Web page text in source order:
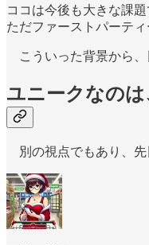
ココは今後も大きな課題
ただファーストパーテ
こういった背景から、
ユニークなの
別の視点でもあり、先